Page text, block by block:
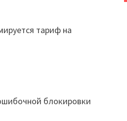
тариф на
блокировки